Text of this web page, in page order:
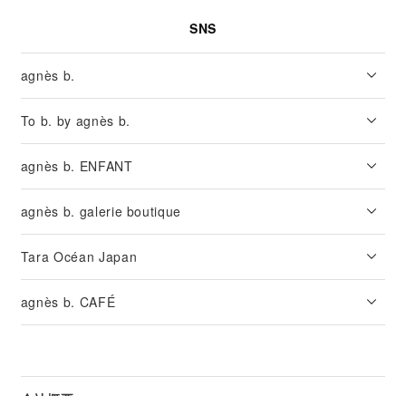
SNS
agnès b.
To b. by agnès b.
agnès b. ENFANT
agnès b. galerie boutique
Tara Océan Japan
agnès b. CAFÉ